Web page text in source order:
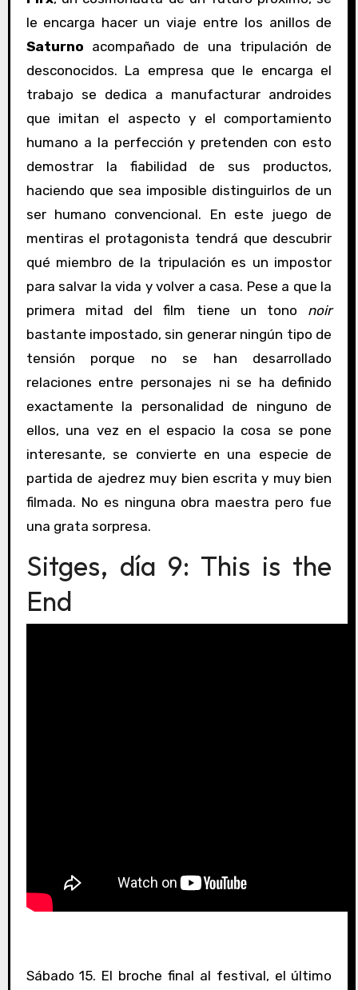
le encarga hacer un viaje entre los anillos de
Saturno acompañado de una tripulación de
desconocidos. La empresa que le encarga el
trabajo se dedica a manufacturar androides
que imitan el aspecto y el comportamiento
humano a la perfección y pretenden con esto
demostrar la fiabilidad de sus productos,
haciendo que sea imposible distinguirlos de un
ser humano convencional. En este juego de
mentiras el protagonista tendrá que descubrir
qué miembro de la tripulación es un impostor
para salvar la vida y volver a casa. Pese a que la
primera mitad del film tiene un tono noir
bastante impostado, sin generar ningún tipo de
tensión porque no se han desarrollado
relaciones entre personajes ni se ha definido
exactamente la personalidad de ninguno de
ellos, una vez en el espacio la cosa se pone
interesante, se convierte en una especie de
partida de ajedrez muy bien escrita y muy bien
filmada. No es ninguna obra maestra pero fue
una grata sorpresa.
Sitges, día 9: This is the
End
Sábado 15. El broche final al festival, el último